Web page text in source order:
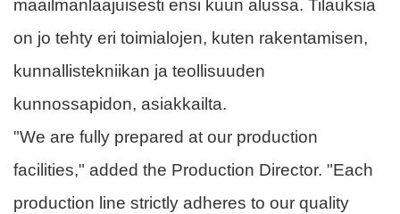
maailmanlaajuisesti ensi kuun alussa. Tilauksia
on jo tehty eri toimialojen, kuten rakentamisen,
kunnallistekniikan ja teollisuuden
kunnossapidon, asiakkailta.
"We are fully prepared at our production
facilities," added the Production Director. "Each
production line strictly adheres to our quality